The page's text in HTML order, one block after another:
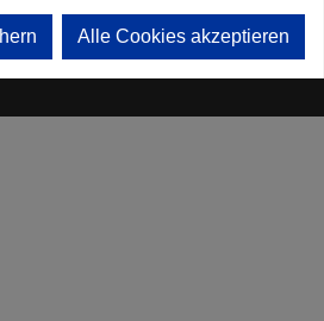
Alle Cookies akzeptieren